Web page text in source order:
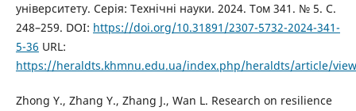
університету. Серія: Технічні науки. 2024. Том 341. № 5. С.
248–259. DOI: https://doi.org/10.31891/2307-5732-2024-341-
5-36 URL:
https://heraldts.khmnu.edu.ua/index.php/heraldts/article/
Zhong Y., Zhang Y., Zhang J., Wan L. Research on resilience